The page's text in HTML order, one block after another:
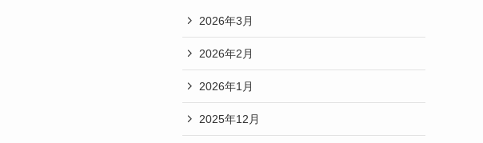
2026年3月
2026年2月
2026年1月
2025年12月